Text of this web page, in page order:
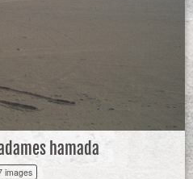
hamada
images